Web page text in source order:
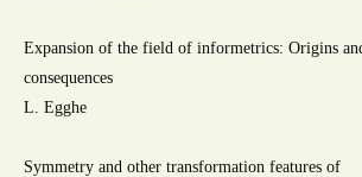
Expansion of the field of informetrics: Origins
consequences
L. Egghe
Symmetry and other transformation features of